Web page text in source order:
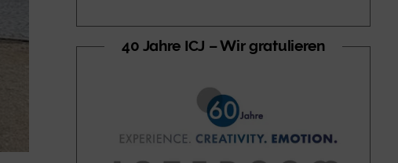
40 Jahre ICJ – Wir gratulieren